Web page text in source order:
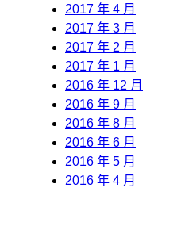
2017 年 4 月
2017 年 3 月
2017 年 2 月
2017 年 1 月
2016 年 12 月
2016 年 9 月
2016 年 8 月
2016 年 6 月
2016 年 5 月
2016 年 4 月